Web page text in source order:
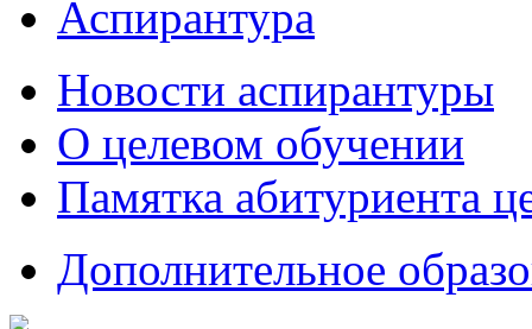
Аспирантура
Новости аспирантуры
О целевом обучении
Памятка абитуриента
Дополнительное